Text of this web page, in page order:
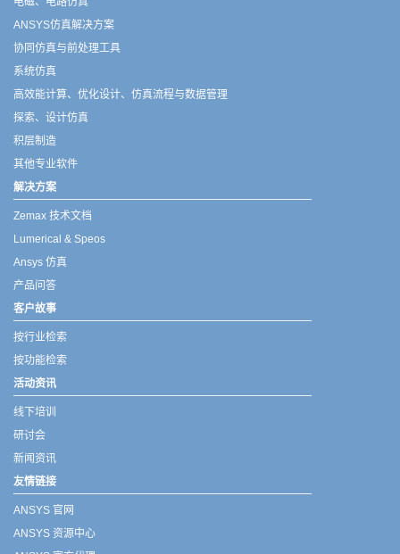
ANSYS仿真解决方案
协同仿真与前处理工具
系统仿真
高效能计算、优化设计、仿真流程与数据管理
探索、设计仿真
积层制造
其他专业软件
解决方案
Zemax 技术文档
Lumerical & Speos
Ansys 仿真
产品问答
客户故事
按行业检索
按功能检索
活动资讯
线下培训
研讨会
新闻资讯
友情链接
ANSYS 官网
ANSYS 资源中心